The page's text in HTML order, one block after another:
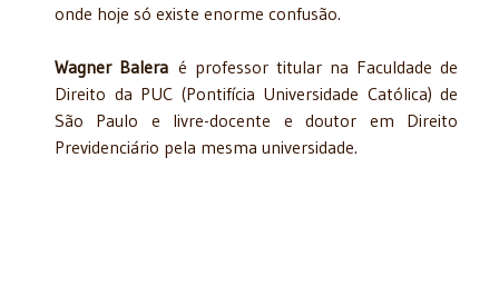
onde hoje só existe enorme confusão.
Wagner Balera é professor titular na Faculdade de
Direito da PUC (Pontifícia Universidade Católica) de
São Paulo e livre-docente e doutor em Direito
Previdenciário pela mesma universidade.